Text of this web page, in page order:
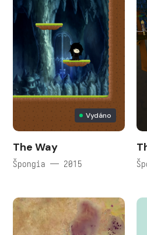
Vydáno
The Way
Špongia — 2015